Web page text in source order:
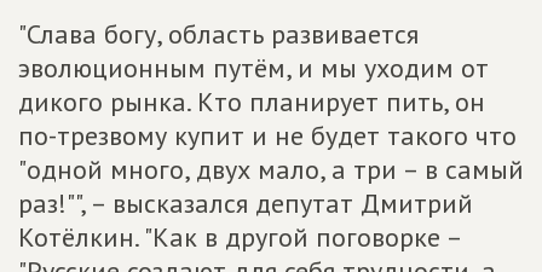
"Слава богу, область развивается
эволюционным путём, и мы уходим от
дикого рынка. Кто планирует пить, он
по-трезвому купит и не будет такого что
"одной много, двух мало, а три – в самый
раз!"", – высказался депутат Дмитрий
Котёлкин. "Как в другой поговорке –